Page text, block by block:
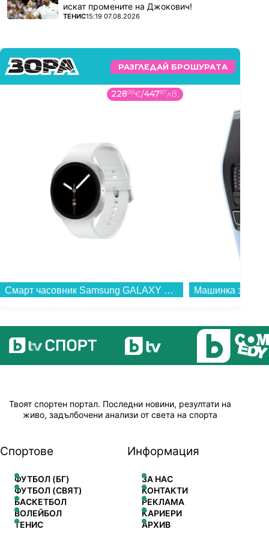
искат промените на Джокович!
ПОВЕЧЕ ОТ
ТЕНИС15:19 07.08.2026
РАЗГЛЕДАЙ БРОШУРАТА
22899€/44787лв.
Твоят спортен портал. Последни новини, резултати на
живо, задълбочени анализи от света на спорта
Спортове
ФУТБОЛ (БГ)
ФУТБОЛ (СВЯТ)
БАСКЕТБОЛ
ВОЛЕЙБОЛ
ТЕНИС
Информация
ЗА НАС
КОНТАКТИ
РЕКЛАМА
КАРИЕРИ
АРХИВ